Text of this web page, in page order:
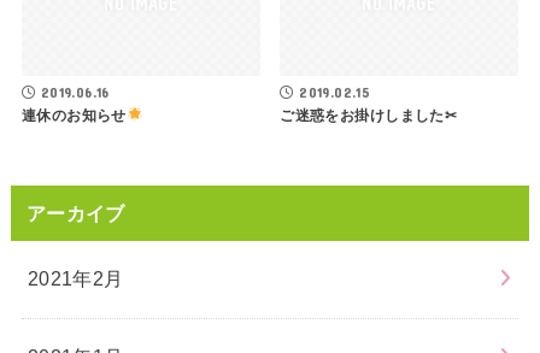
2019.06.16
連休のお知らせ
2019.02.15
ご迷惑をお掛けしました✂
アーカイブ
2021年2月